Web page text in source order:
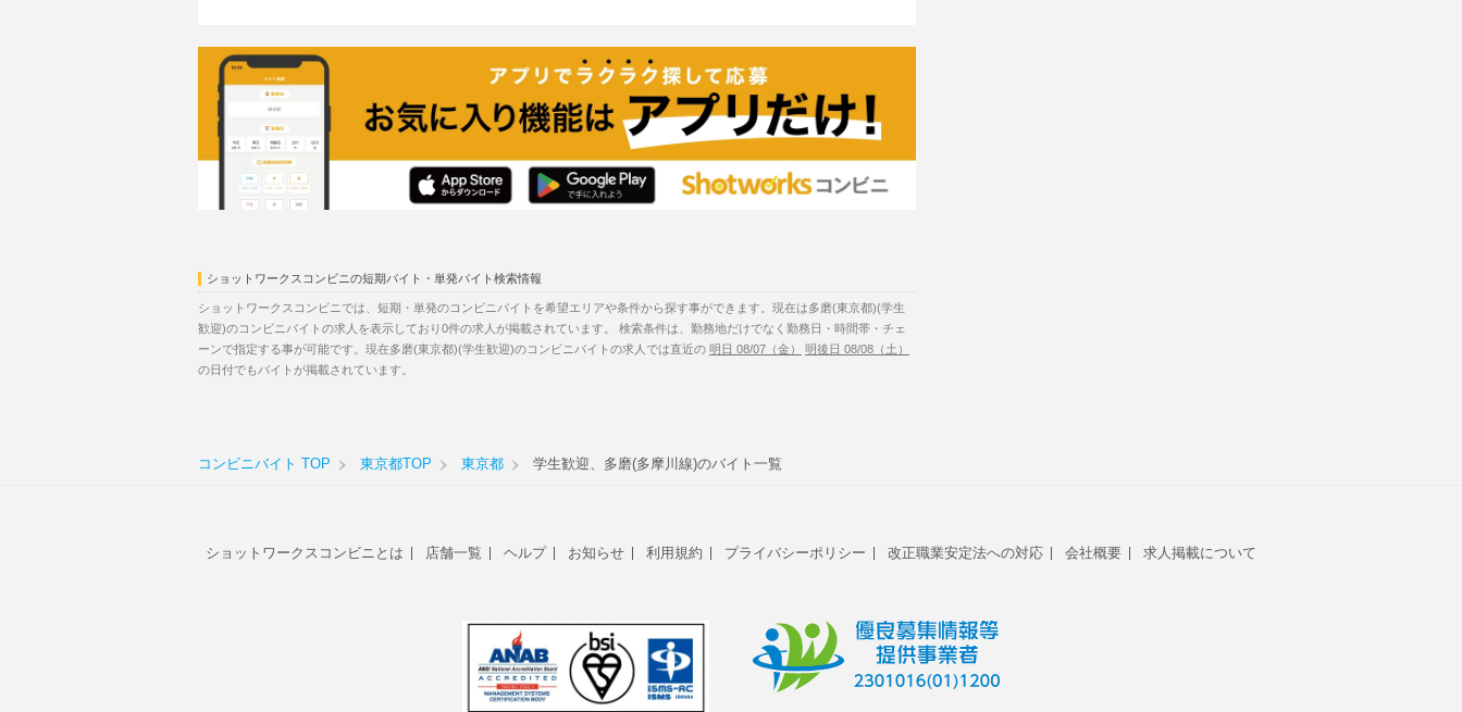
ショットワークスコンビニの短期バイト・単発バイト検索情報
ショットワークスコンビニでは、短期・単発のコンビニバイトを希望エリアや条件から探す事ができます。現在は多磨(東京都)(学生
歓迎)のコンビニバイトの求人を表示しており0件の求人が掲載されています。 検索条件は、勤務地だけでなく勤務日・時間帯・チェ
ーンで指定する事が可能です。現在多磨(東京都)(学生歓迎)のコンビニバイトの求人では直近の 明日 08/07（金）
明後日 08/08（土）
の日付でもバイトが掲載されています。
コンビニバイト TOP 東京都TOP 東京都 学生歓迎、多磨(多摩川線)のバイト一覧
ショットワークスコンビニとは 店舗一覧 ヘルプ お知らせ 利用規約 プライバシーポリシー 改正職業安定法への対応 会社概要 求人掲載について